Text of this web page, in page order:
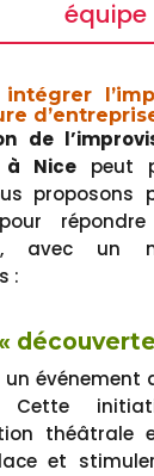
équipe
intégrer
de
à Nicepeut
proposons
pour
avec un
:
événement
Cette
théâtrale
et